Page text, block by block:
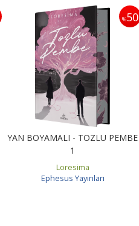
%50
YAN BOYAMALI - TOZLU PEMBE
1
Loresima
Ephesus Yayınları